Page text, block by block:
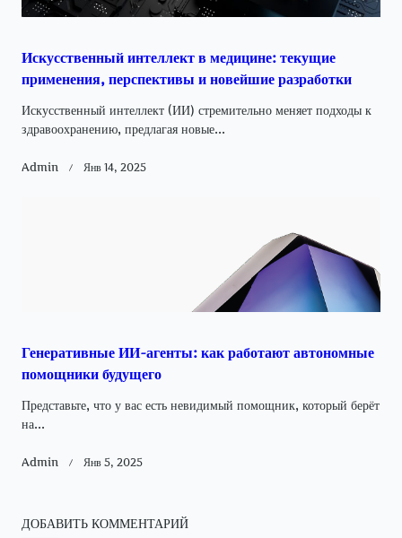
Искусственный интеллект в медицине: текущие
применения, перспективы и новейшие разработки
Искусственный интеллект (ИИ) стремительно меняет подходы к
здравоохранению, предлагая новые...
Admin Янв 14, 2025
Генеративные ИИ-агенты: как работают автономные
помощники будущего
Представьте, что у вас есть невидимый помощник, который берёт
на...
Admin Янв 5, 2025
ДОБАВИТЬ КОММЕНТАРИЙ